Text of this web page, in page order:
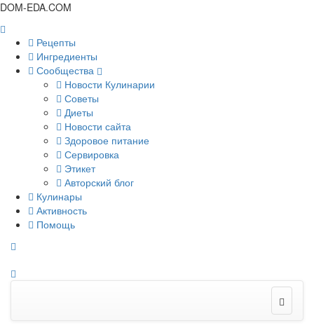
DOM-EDA.COM
Рецепты
Ингредиенты
Сообщества
Новости Кулинарии
Советы
Диеты
Новости сайта
Здоровое питание
Сервировка
Этикет
Авторский блог
Кулинары
Активность
Помощь